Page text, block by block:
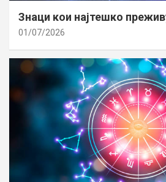
Знаци кои најтешко
01/07/2026